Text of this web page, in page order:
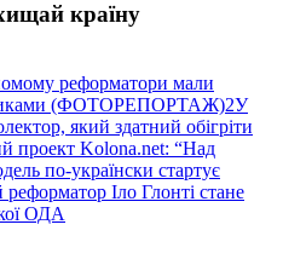
країну
реформатори мали
(ФОТОРЕПОРТАЖ)2У
який здатний обігріти
проект Kolona.net: “Над
по-українски стартує
Іло Глонті стане
ОДА